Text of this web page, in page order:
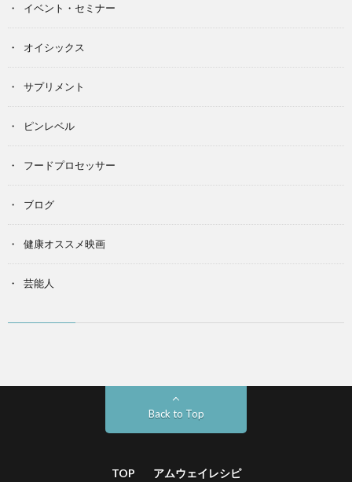
イベント・セミナー
オイシックス
サプリメント
ピンレベル
フードプロセッサー
ブログ
健康オススメ映画
芸能人
Back to Top
TOP アムウェイレシピ